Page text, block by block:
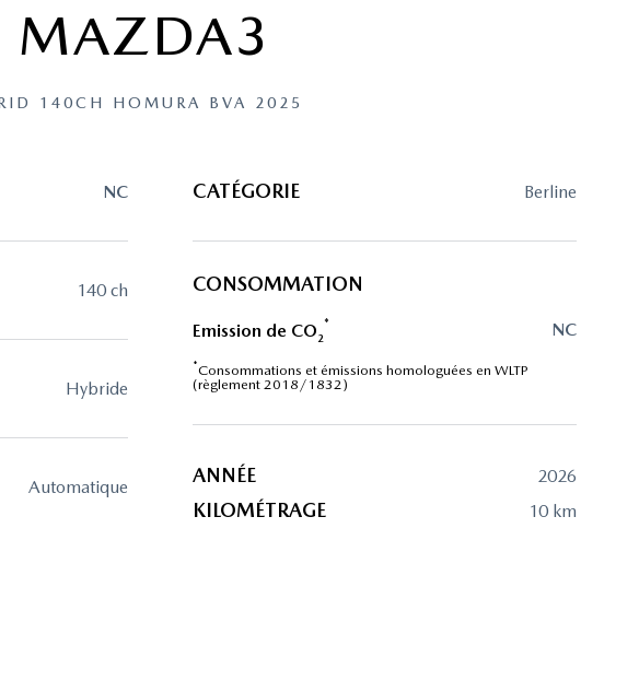
140CH HOMURA BVA 2025
NC
140 ch
hybride
automatique
CATÉGORIE berline
CONSOMMATION
Emission de CO2
* NC
*Consommations et émissions homologuées en WLTP
(règlement 2018/1832)
ANNÉE 2026
KILOMÉTRAGE 10 km